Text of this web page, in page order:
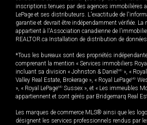
inscriptions tenues par des agences immobilières
LePage et ses distributeurs. L'exactitude de
garantie et devrait être indépendamment vérifiée. La
appartient à l'Association canadienne de
REALTOR.ca Installation de distribution de
*Tous les bureaux sont des propriétés
comprenant la mention « Services immobiliers
incluant sa division « Johnston & Daniel MD », «
Valley Real Estate, Brokerage », « Royal LePageMD
», « Royal LePageMD Sussex », et « Les immeubles
appartiennent et sont gérés par Bridgemarq Real
Les marques de commerce MLS® ainsi que les
désignent les services professionnels rendus par